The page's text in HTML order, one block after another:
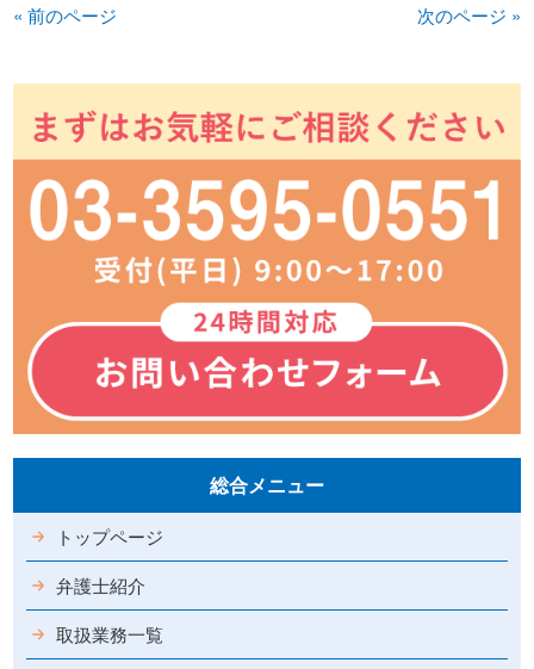
« 前のページ 次のページ »
総合メニュー
トップページ
弁護士紹介
取扱業務一覧